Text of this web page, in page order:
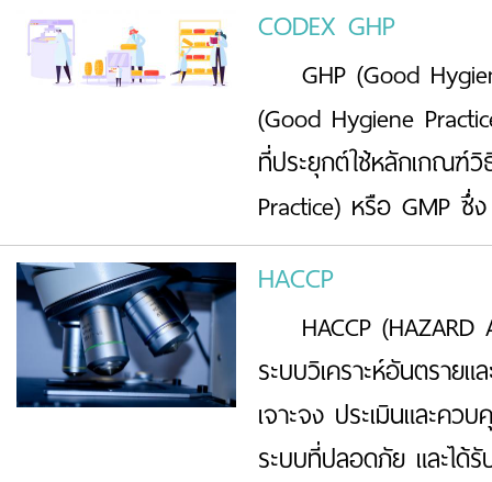
CODEX GHP
GHP (Good
(Good Hygiene
ที่ประยุกต์ใช้หลักเกณฑ์
Practice) หรือ GMP ซึ่
HACCP
HACCP (HAZARD
ระบบวิเคราะห์อันตราย
เจาะจง ประเมินและค
ระบบที่ปลอดภัย และได้